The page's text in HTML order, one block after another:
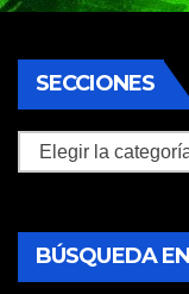
SECCIONES
Secciones
BÚSQUEDA